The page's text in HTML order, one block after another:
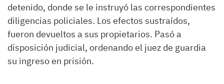
detenido, donde se le instruyó las correspondientes
diligencias policiales. Los efectos sustraídos,
fueron devueltos a sus propietarios. Pasó a
disposición judicial, ordenando el juez de guardia
su ingreso en prisión.